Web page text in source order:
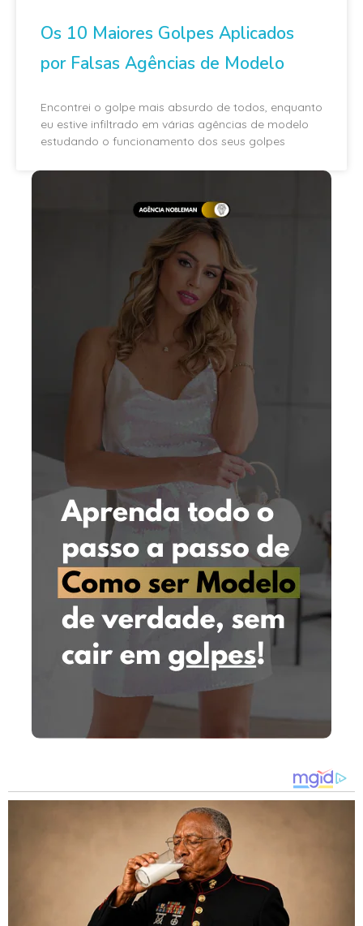
Os 10 Maiores Golpes Aplicados
por Falsas Agências de Modelo
Encontrei o golpe mais absurdo de todos, enquanto
eu estive infiltrado em várias agências de modelo
estudando o funcionamento dos seus golpes